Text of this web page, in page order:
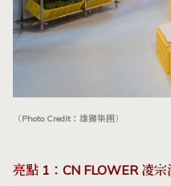
（Photo Credit：雄獅集團）
亮點 1：CN FLOWER 凌